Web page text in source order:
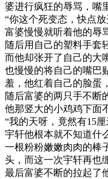
婆进行疯狂的辱骂，嘴
“你这个死变态，快点
富婆慢慢就听着他的辱
随后用自己的塑料手套
而他却张开了自己的大
也慢慢的将自己的嘴巴
羞，他红着自己的脸蛋
随后富婆的两只手不断
他那竖大的小鸡鸡下面
“我的天呀，竟然有15
宇轩他根本就不知道什
一根粉粉嫩嫩肉肉的棒
头，而这一次宇轩再也
最后富婆不断的拉起了